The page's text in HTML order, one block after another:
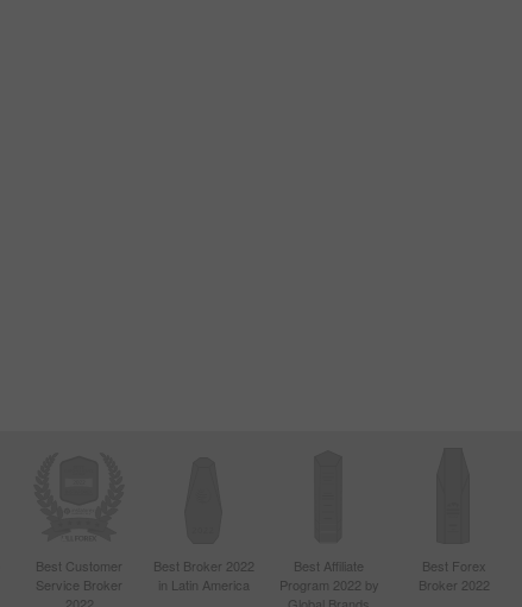
Best Customer
Service Broker
Best Broker 2022
in Latin America
Best Affiliate
Program 2022 by
Best Forex
Broker 2022